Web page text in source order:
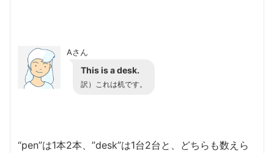
Aさん
This is a desk.
訳）これは机です。
“pen”は1本2本、”desk”は1台2台と、どちらも数えら